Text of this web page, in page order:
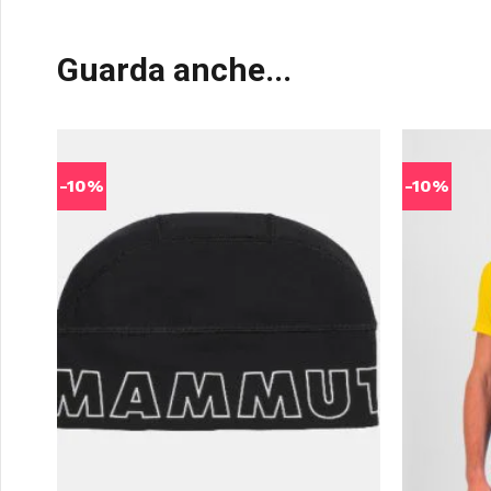
Guarda anche...
-10% -10%